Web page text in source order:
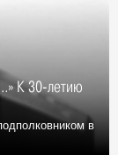
К 30-летию
в